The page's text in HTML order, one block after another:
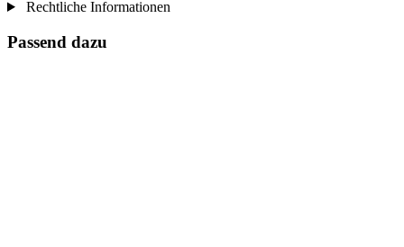
Rechtliche Informationen
Passend dazu